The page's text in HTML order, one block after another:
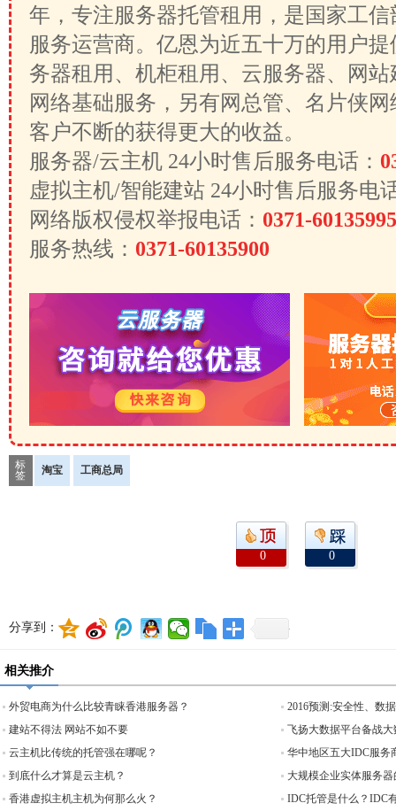
年，专注服务器托管租用，是国家工
服务运营商。亿恩为近五十万的用户
务器租用、机柜租用、云服务器、网
网络基础服务，另有网总管、名片侠
客户不断的获得更大的收益。
服务器/云主机 24小时售后服务电话：
虚拟主机/智能建站 24小时售后服务电
网络版权侵权举报电话： 0371-60135995
服务热线： 0371-60135900
标
签
淘宝 工商总局
0 0
分享到：
相关推介
外贸电商为什么比较青睐香港服务器？
建站不得法 网站不如不要
云主机比传统的托管强在哪呢？
到底什么才算是云主机？
香港虚拟主机主机为何那么火？
2016预测:安全性、数
飞扬大数据平台备战大
华中地区五大IDC服务
大规模企业实体服务
IDC托管是什么？IDC